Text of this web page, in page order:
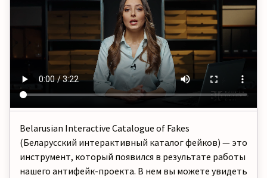
Belarusian Interactive Catalogue of Fakes
(Беларусский интерактивный каталог фейков) — это
инструмент, который появился в результате работы
нашего антифейк-проекта. В нем вы можете увидеть